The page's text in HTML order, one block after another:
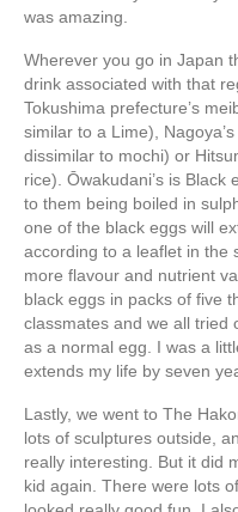
was amazing.
Wherever you go in Japan
drink associated with that
Tokushima prefecture’s
similar to a Lime),
dissimilar to mochi) or
rice). Ōwakudani’s is
to them being boiled in
one of the black eggs will
according to a leaflet in the
more flavour and nutrient
black eggs in packs of five
classmates and we all tried
as a normal egg. I was a
extends my life by seven
Lastly, we went to The
lots of sculptures outside,
really interesting. But it did
kid again. There were lots